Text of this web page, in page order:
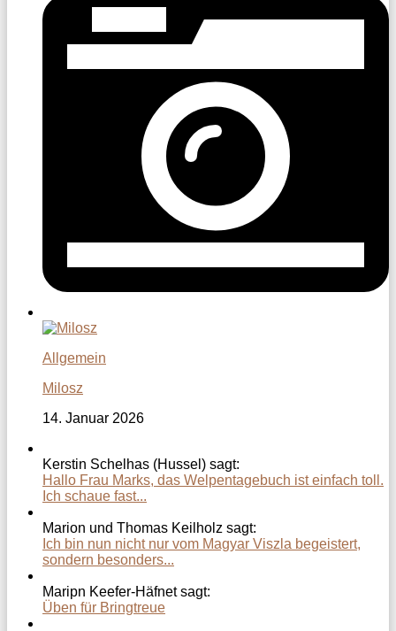
Allgemein
Milosz
14. Januar 2026
Kerstin Schelhas (Hussel) sagt:
Hallo Frau Marks, das Welpentagebuch ist einfach toll.
Ich schaue fast...
Marion und Thomas Keilholz sagt:
Ich bin nun nicht nur vom Magyar Viszla begeistert,
sondern besonders...
Maripn Keefer-Häfnet sagt:
Üben für Bringtreue